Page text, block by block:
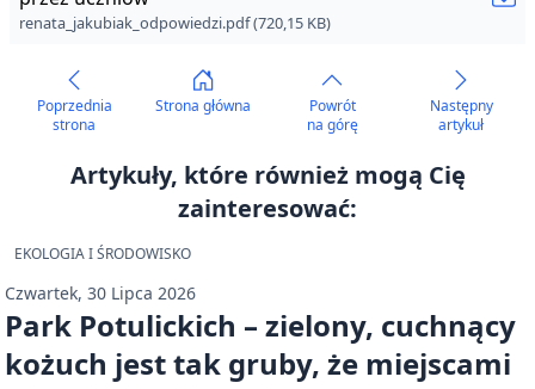
renata_jakubiak_odpowiedzi.pdf (720,15 KB)
Poprzednia
strona
Strona główna
Powrót
na górę
Następny
artykuł
Artykuły, które również mogą Cię
zainteresować:
EKOLOGIA I ŚRODOWISKO
Czwartek, 30 Lipca 2026
Park Potulickich – zielony, cuchnący
kożuch jest tak gruby, że miejscami